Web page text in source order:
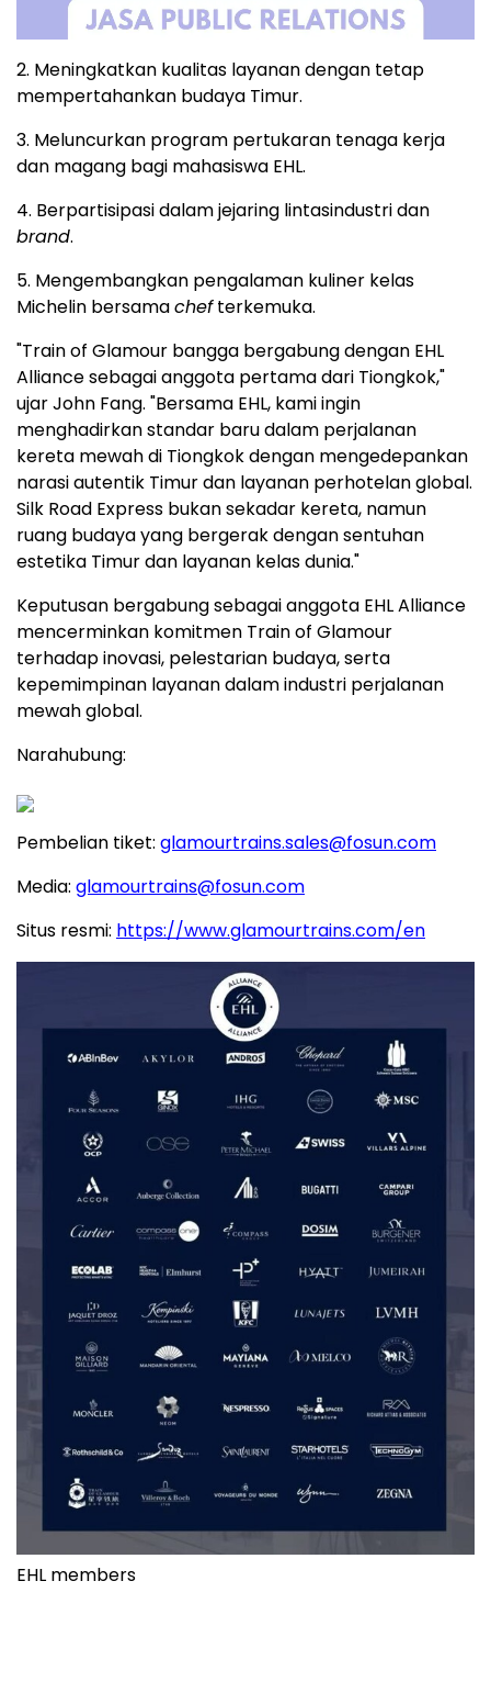
2. Meningkatkan kualitas layanan dengan tetap
mempertahankan budaya Timur.
3. Meluncurkan program pertukaran tenaga kerja
dan magang bagi mahasiswa EHL.
4. Berpartisipasi dalam jejaring lintasindustri dan
brand.
5. Mengembangkan pengalaman kuliner kelas
Michelin bersamachefterkemuka.
"Train of Glamour bangga bergabung dengan EHL
Alliance sebagai anggota pertama dari Tiongkok,"
ujar John Fang. "Bersama EHL, kami ingin
menghadirkan standar baru dalam perjalanan
kereta mewah di Tiongkok dengan mengedepankan
narasi autentik Timur dan layanan perhotelan global.
Silk Road Express bukan sekadar kereta, namun
ruang budaya yang bergerak dengan sentuhan
estetika Timur dan layanan kelas dunia."
Keputusan bergabung sebagai anggota EHL Alliance
mencerminkan komitmen Train of Glamour
terhadap inovasi, pelestarian budaya, serta
kepemimpinan layanan dalam industri perjalanan
mewah global.
Narahubung:
Pembelian tiket: glamourtrains.sales@fosun.com
Media: glamourtrains@fosun.com
Situs resmi: https://www.glamourtrains.com/en
EHL members